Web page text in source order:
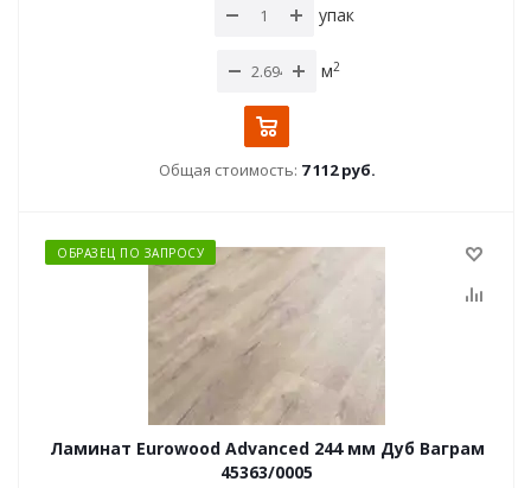
упак
м2
Общая стоимость: 7 112 руб.
ОБРАЗЕЦ ПО ЗАПРОСУ
Ламинат Eurowood Advanced 244 мм Дуб Ваграм
45363/0005